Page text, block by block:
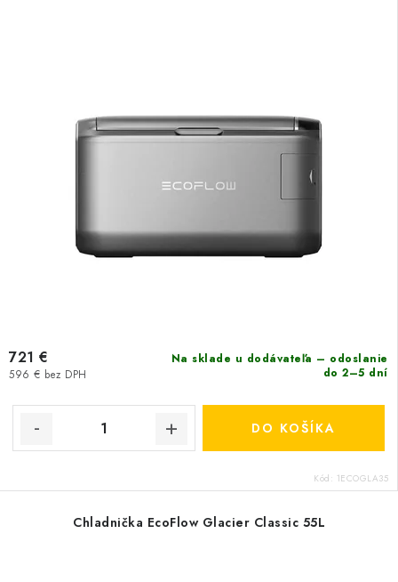
Na sklade u dodávateľa – odoslanie
do 2–5 dní
596 € bez DPH
721 €
DO KOŠÍKA
Kód: 1ECOGLA35
Chladnička EcoFlow Glacier Classic 55L